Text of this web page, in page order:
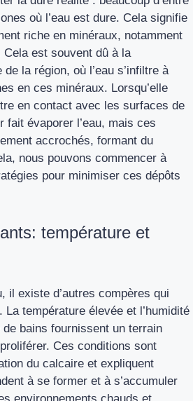
où l’eau est dure. Cela signifie
riche en minéraux, notamment
Cela est souvent dû à la
la région, où l’eau s’infiltre à
en ces minéraux. Lorsqu’elle
en contact avec les surfaces de
fait évaporer l’eau, mais ces
accrochés, formant du
nous pouvons commencer à
pour minimiser ces dépôts
température et
il existe d’autres compères qui
La température élevée et l’humidité
bains fournissent un terrain
Ces conditions sont
du calcaire et expliquent
à se former et à s’accumuler